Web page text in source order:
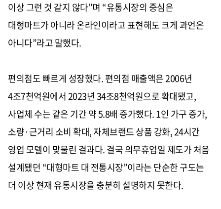
이상 그런 것 같지 않다”며 “유통시장의 중심은
대형마트가 아니라 온라인이라고 표현해도 크게 과언은
아니다”라고 말했다.
편의점도 빠르게 성장했다. 편의점 매출액은 2006년
4조7천억원에서 2023년 34조8천억원으로 확대됐고,
사업체 수는 같은 기간 약 5.8배 증가했다. 1인 가구 증가,
소량·근거리 소비 확대, 자체브랜드 상품 강화, 24시간
영업 모델이 맞물린 결과다. 결국 의무휴업일 제도가 처음
설계됐던 “대형마트 대 전통시장”이라는 단순한 구도는
더 이상 현재 유통시장을 충분히 설명하지 못한다.